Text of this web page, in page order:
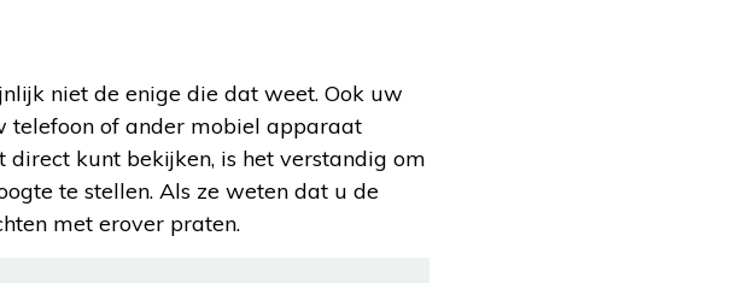
niet de enige die dat weet. Ook uw
telefoon of ander mobiel apparaat
kunt bekijken, is het verstandig om
te stellen. Als ze weten dat u de
met erover praten.